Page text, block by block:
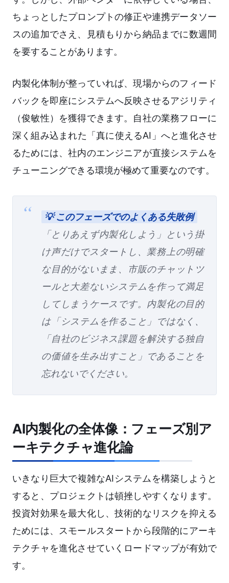
ちょっとしたプロンプトの修正や連携データソー
スの追加でさえ、見積もりから納品までに数週間
を要することがあります。
内製化体制が整っていれば、現場からのフィード
バックを即座にシステムへ反映させるアジリティ
（俊敏性）を獲得できます。自社の業務フローに
深く組み込まれた「真に使えるAI」へと進化させ
るためには、社内のエンジニアが直接システムを
チューニングできる環境が極めて重要なのです。
💡 このフェーズでのよくある失敗例
「とりあえず内製化しよう」という掛
け声だけでスタートし、業務上の明確
な目的がないまま、市販のチャットツ
ールと大差ないシステムを作って満足
してしまうケースです。内製化の目的
は「システムを作ること」ではなく、
「自社のビジネス課題を解決する独自
の価値を生み出すこと」であることを
忘れないでください。
AI内製化の全体像：フェーズ別ア
ーキテクチャ進化論
いきなり巨大で複雑なAIシステムを構築しようと
すると、プロジェクトは頓挫しやすくなります。
投資対効果を最大化し、技術的なリスクを抑える
ためには、スモールスタートから段階的にアーキ
テクチャを進化させていくロードマップが有効で
す。